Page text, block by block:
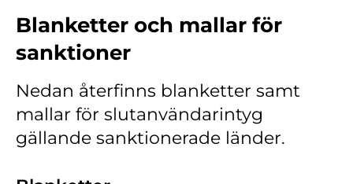
Kemvapen-konventionen
Om ISP
Kontakt
Lediga jobb
Kundwebben
Blanketter och mallar för
sanktioner
Nedan återfinns blanketter samt
mallar för slutanvändarintyg
gällande sanktionerade länder.